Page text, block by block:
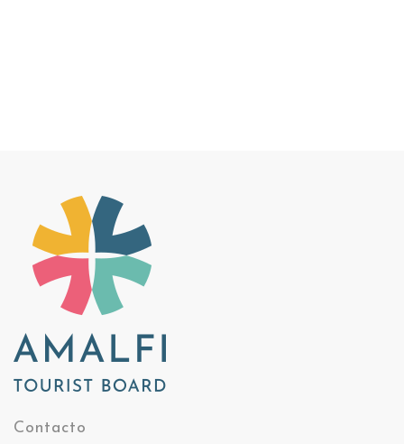
Contacto